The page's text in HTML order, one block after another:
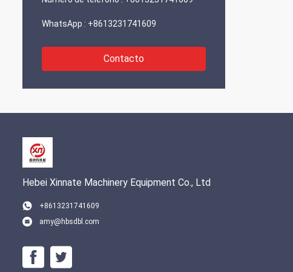
WhatsApp : +8613231741609
Contacto
Hebei Xinnate Machinery Equipment Co., Ltd
+8613231741609
amy@hbsdbl.com